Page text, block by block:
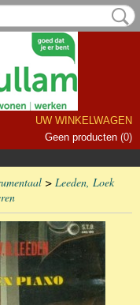
UW WINKELWAGEN
Geen producten (0)
> Leeden, Loek